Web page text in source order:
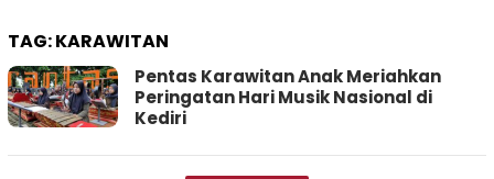
TAG:KARAWITAN
Pentas Karawitan Anak Meriahkan
Peringatan Hari Musik Nasional di
Kediri